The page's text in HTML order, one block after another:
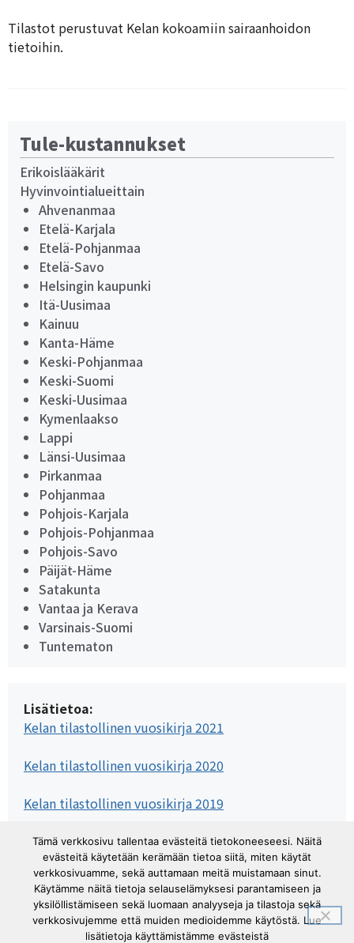
Tule-kustannukset
Erikoislääkärit
Hyvinvointialueittain
Ahvenanmaa
Etelä-Karjala
Etelä-Pohjanmaa
Etelä-Savo
Helsingin kaupunki
Itä-Uusimaa
Kainuu
Kanta-Häme
Keski-Pohjanmaa
Keski-Suomi
Keski-Uusimaa
Kymenlaakso
Lappi
Länsi-Uusimaa
Pirkanmaa
Pohjanmaa
Pohjois-Karjala
Pohjois-Pohjanmaa
Pohjois-Savo
Päijät-Häme
Satakunta
Vantaa ja Kerava
Varsinais-Suomi
Tuntematon
Lisätietoa:
Kelan tilastollinen vuosikirja 2021
Kelan tilastollinen vuosikirja 2020
Kelan tilastollinen vuosikirja 2019
Kelan tilastollinen vuosikirja 2018
Kelan tilastollinen vuosikirja 2017
Tilastot perustuvat Kelan kokoamiin sairaanhoidon
tietoihin.
Tämä verkkosivu tallentaa evästeitä tietokoneeseesi. Näitä
evästeitä käytetään kerämään tietoa siitä, miten käytät
verkkosivuamme, sekä auttamaan meitä muistamaan sinut.
Käytämme näitä tietoja selauselämyksesi parantamiseen ja
yksilöllistämiseen sekä luomaan analyyseja ja tilastoja sekä
verkkosivujemme että muiden medioidemme käytöstä. Lue
lisätietoja käyttämistämme evästeistä